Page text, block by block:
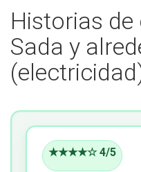
Historias
Sada y
★★★★☆ 4/5